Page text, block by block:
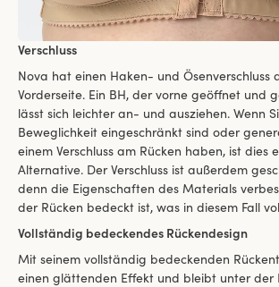
Verschluss
Nova hat einen Haken- und Ösenverschluss
Vorderseite. Ein BH, der vorne geöffnet und
lässt sich leichter an- und ausziehen. Wenn
Beweglichkeit eingeschränkt sind oder
einem Verschluss am Rücken haben, ist dies
Alternative. Der Verschluss ist außerdem
denn die Eigenschaften des Materials
der Rücken bedeckt ist, was in diesem Fall
Vollständig bedeckendes Rückendesign
Mit seinem vollständig bedeckenden
einen glättenden Effekt und bleibt unter der